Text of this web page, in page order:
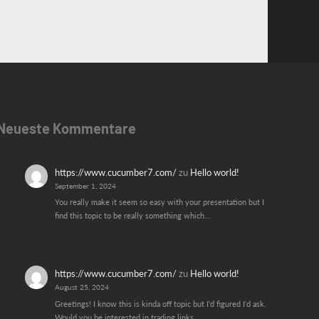
Kommentare
https://www.cucumber7.com/zu Hello world!
September 1, 2024
You really make it seem so easy with your presentation but I
find this topic to be really something which…
https://www.cucumber7.com/zu Hello world!
August 25, 2024
Greetings! I know this is kinda off topic but I'd figured I'd ask.
Would you be interested in trading links…